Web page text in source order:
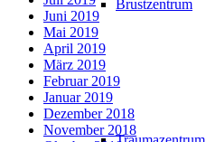
Brustzentrum
Juni 2019
Mai 2019
April 2019
März 2019
Februar 2019
Januar 2019
Dezember 2018
November 2018